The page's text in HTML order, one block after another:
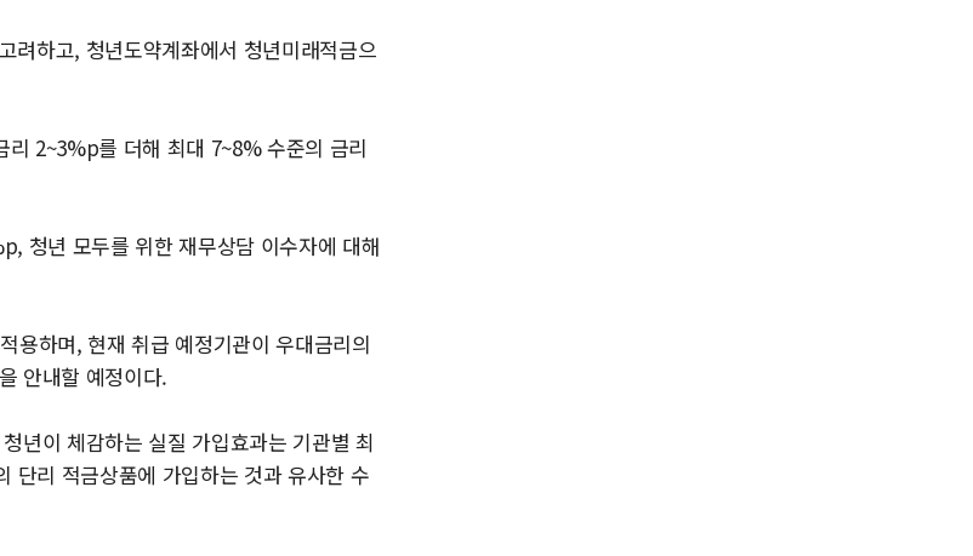
려하고, 청년도약계좌에서 청년미래적금으
2~3%p를 더해 최대 7~8% 수준의 금리
청년 모두를 위한 재무상담 이수자에 대해
용하며, 현재 취급 예정기관이 우대금리의
안내할 예정이다.
년이 체감하는 실질 가입효과는 기관별 최
단리 적금상품에 가입하는 것과 유사한 수